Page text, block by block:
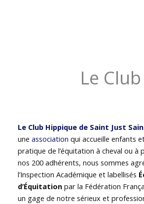
Le Club
Le Club Hippique de Saint Just
uneassociation qui accueille enfants
pratique de l’équitation à cheval ou à
nos 200 adhérents, nous sommes
l’Inspection Académique et labellisés
d’Équitation par la Fédération
un gage de notre sérieux et